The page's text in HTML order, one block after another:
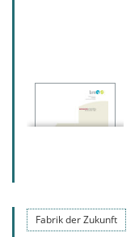
Fabrik der Zukunft